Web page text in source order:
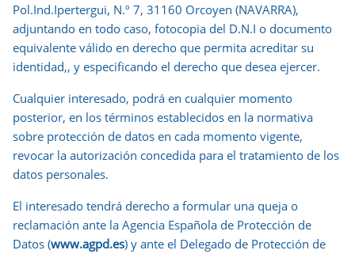
Pol.Ind.Ipertergui, N.º 7, 31160 Orcoyen (NAVARRA),
adjuntando en todo caso, fotocopia del D.N.I o documento
equivalente válido en derecho que permita acreditar su
identidad,, y especificando el derecho que desea ejercer.
Cualquier interesado, podrá en cualquier momento
posterior, en los términos establecidos en la normativa
sobre protección de datos en cada momento vigente,
revocar la autorización concedida para el tratamiento de los
datos personales.
El interesado tendrá derecho a formular una queja o
reclamación ante la Agencia Española de Protección de
Datos (www.agpd.es) y ante el Delegado de Protección de